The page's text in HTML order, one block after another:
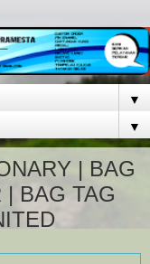
▼
▼
| BAG
BAG TAG